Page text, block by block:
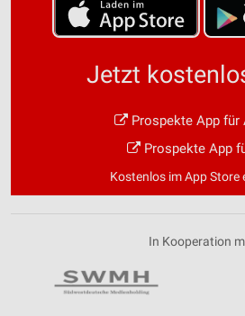
Jetzt
Prospekte App für
Prospekte App
Kostenlos im App Store
In Kooperation